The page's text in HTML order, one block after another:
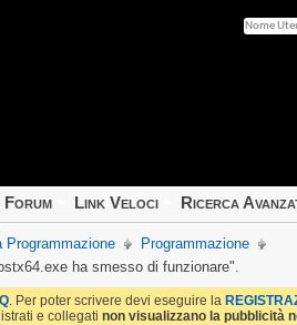
Forum Link Veloci Ricerca
Programmazione
ha smesso di funzionare".
. Per poter scrivere devi eseguire la
e collegati non visualizzano la pubblicità